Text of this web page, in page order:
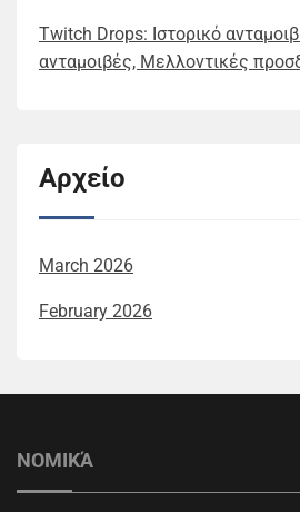
Twitch Drops: Ιστορικό
ανταμοιβές, Μελλοντικές
Αρχείο
March 2026
February 2026
ΝΟΜΙΚΆ